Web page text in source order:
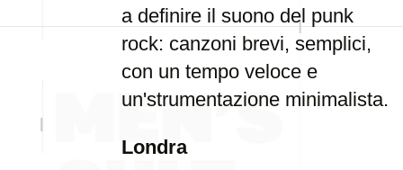
a definire il suono del punk
rock: canzoni brevi, semplici,
con un tempo veloce e
un'strumentazione minimalista.
Londra